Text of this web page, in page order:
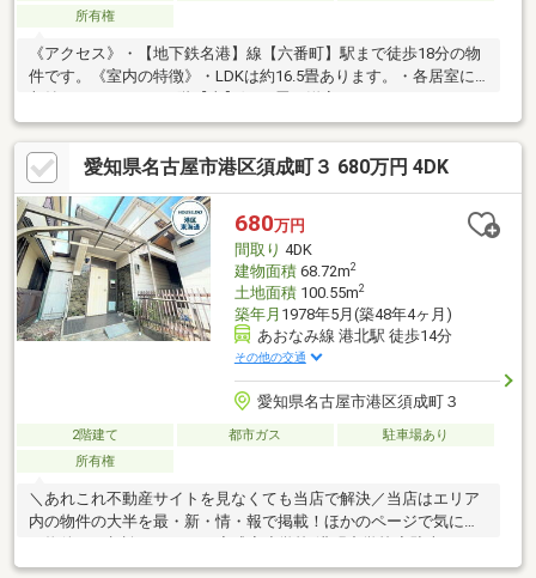
所有権
《アクセス》・【地下鉄名港】線【六番町】駅まで徒歩18分の物
件です。《室内の特徴》・LDKは約16.5畳あります。・各居室に
クローゼットが設置されています。・トイレは温水洗浄機能付き
です。・1階と2階にトイレがあります。《リビングメッセー
ジ》・【西友 熱田三番町店】・・・徒歩5分（約320ｍ）・【セブ
ンイレブン名古屋港七番町店】・・・徒歩8分（約580ｍ）・【五
番町公園】・・・徒歩5分（約380ｍ）・【カワムラ医院】・・・
徒歩7分（約500ｍ）・【千年小学校】・・・徒歩8分（約580ｍ）
愛知県名古屋市港区須成町３ 680万円 4DK
680万円
間取り 4DK
建物面積68.72m2
土地面積100.55m2
築年月 1978年5月(築48年4ヶ月)
あおなみ線 港北駅 徒歩14分
その他の交通
愛知県名古屋市港区須成町３
2階建て 都市ガス
駐車場あり
所有権
＼あれこれ不動産サイトを見なくても当店で解決／当店はエリア
内の物件の大半を最・新・情・報で掲載！ほかのページで気にな
る物件もご相談ください。◆成章小学校/港明中学校◆駐車スペー
スあり◆充実した周辺環境◆全居室2面採光※写真をクリックする